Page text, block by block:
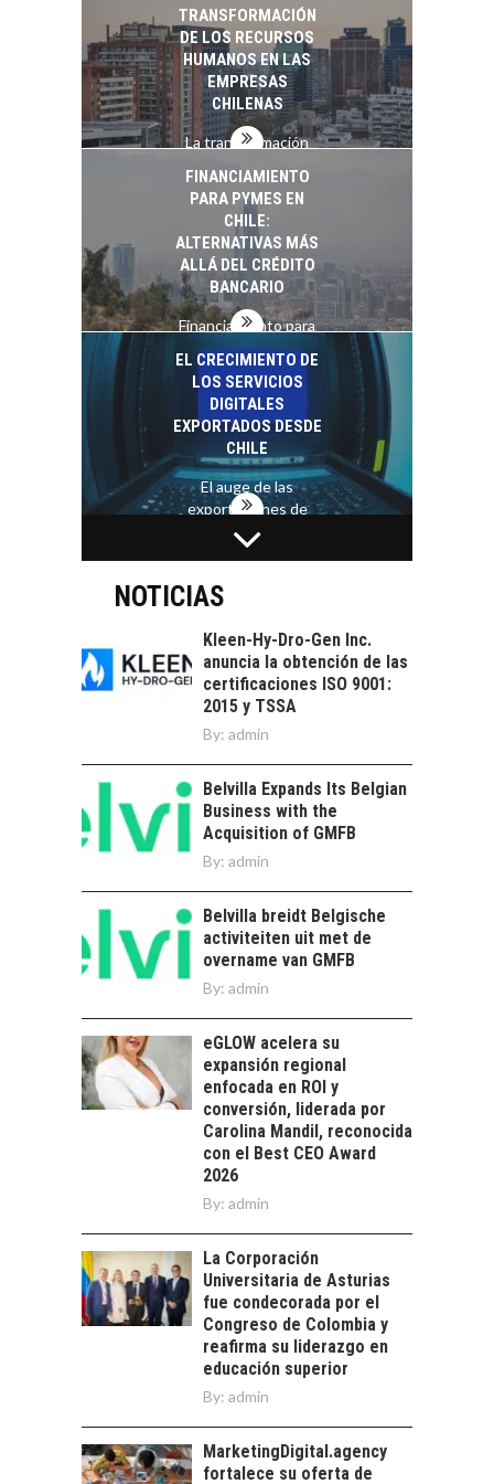
TRANSFORMACIÓN
DE LOS RECURSOS
HUMANOS EN LAS
EMPRESAS
CHILENAS
La transformación
recursos humanos en
las empresas…
FINANCIAMIENTO
PARA PYMES EN
CHILE:
ALTERNATIVAS MÁS
ALLÁ DEL CRÉDITO
BANCARIO
Financiamiento para
pymes en Chile:
alternativas que
trascienden el
crédito…
EL CRECIMIENTO DE
LOS SERVICIOS
DIGITALES
EXPORTADOS DESDE
CHILE
El auge de las
exportaciones de
servicios digitales en
Chile:…
TURISMO EN EL
DESIERTO DE
ATACAMA:
OPORTUNIDADES
PARA EL
DESARROLLO LOCAL
El Desierto de
Atacama: Motor
Estratégico para el
LA INDUSTRIA
FRENTE AL DESAFÍO
DE LA
SOSTENIBILIDAD
Minería chilena: un
el reto ineludible de…
CHILE COMO HUB
TECNOLÓGICO DE
AMÉRICA LATINA:
AVANCES Y DESAFÍOS
Chile como hub
tecnológico de
América Latina:
avances y desafíos…
LA
TRANSFORMACIÓN
DE LOS RECURSOS
HUMANOS EN LAS
EMPRESAS
CHILENAS
estratégica de los
recursos humanos en
las empresas…
FINANCIAMIENTO
PARA PYMES EN
CHILE:
ALTERNATIVAS MÁS
ALLÁ DEL CRÉDITO
BANCARIO
Financiamiento para
pymes en Chile:
alternativas que
EL CRECIMIENTO DE
NOTICIAS
Kleen-Hy-Dro-Gen Inc.
anuncia la obtención de las
certificaciones ISO 9001:
2015 y TSSA
By: admin
Belvilla Expands Its Belgian
Business with the
Acquisition of GMFB
By: admin
Belvilla breidt Belgische
activiteiten uit met de
overname van GMFB
By: admin
eGLOW acelera su
expansión regional
enfocada en ROI y
conversión, liderada por
Carolina Mandil, reconocida
con el Best CEO Award
2026
By: admin
La Corporación
Universitaria de Asturias
fue condecorada por el
Congreso de Colombia y
reafirma su liderazgo en
educación superior
By: admin
MarketingDigital.agency
fortalece su oferta de